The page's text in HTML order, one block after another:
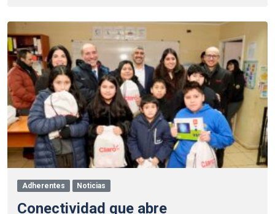
Adherentes Noticias
Conectividad que abre